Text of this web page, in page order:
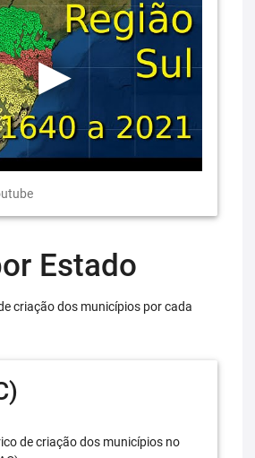
Estado
criação dos municípios por cada
de criação dos municípios no